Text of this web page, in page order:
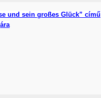
und sein großes Glück” című